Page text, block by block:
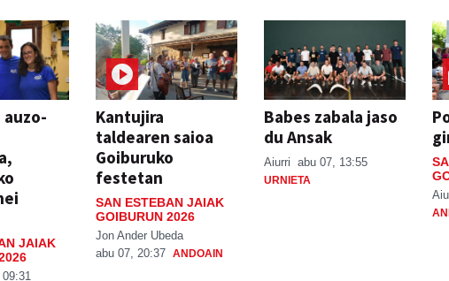
JAIAK
Kantujira
taldearen saioa
Goiburuko
festetan
SAN ESTEBAN JAIAK
GOIBURUN 2026
Jon Ander Ubeda
abu 07, 20:37 ANDOAIN
Babes zabala jaso
du Ansak
Aiurri abu 07, 13:55
URNIETA